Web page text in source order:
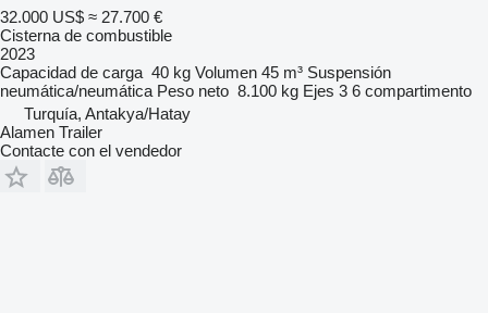
32.000 US$ ≈ 27.700 €
Cisterna de combustible
2023
Capacidad de carga 40 kg Volumen 45 m³ Suspensión
neumática/neumática Peso neto 8.100 kg Ejes 3 6 compartimento
Turquía, Antakya/Hatay
Alamen Trailer
Contacte con el vendedor